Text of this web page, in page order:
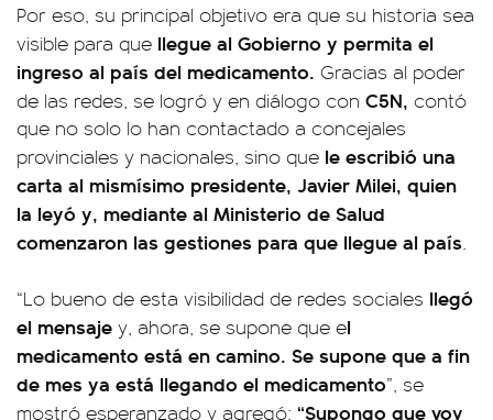
Por eso, su principal objetivo era que su historia sea
visible para que llegue al Gobierno y permita el
ingreso al país del medicamento. Gracias al poder
de las redes, se logró y en diálogo con C5N, contó
que no solo lo han contactado a concejales
provinciales y nacionales, sino que le escribió una
carta al mismísimo presidente, Javier Milei, quien
la leyó y, mediante al Ministerio de Salud
comenzaron las gestiones para que llegue al país.
“Lo bueno de esta visibilidad de redes sociales llegó
el mensaje y, ahora, se supone que el
medicamento está en camino. Se supone que a fin
de mes ya está llegando el medicamento”, se
mostró esperanzado y agregó: “Supongo que voy